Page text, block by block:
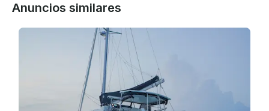
Anuncios similares